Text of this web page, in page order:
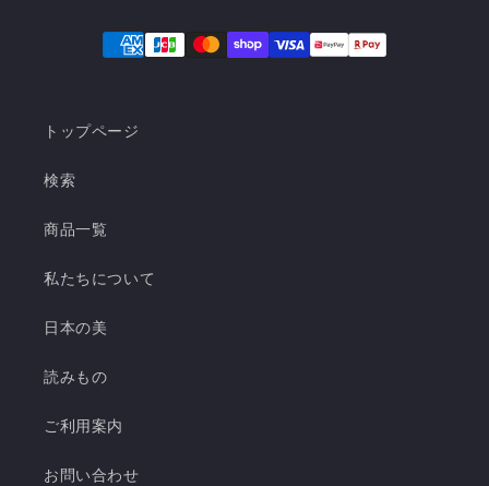
トップページ
検索
商品一覧
私たちについて
日本の美
読みもの
ご利用案内
お問い合わせ